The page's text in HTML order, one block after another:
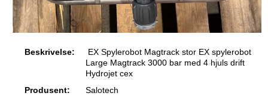
Beskrivelse:
EX Spylerobot Magtrack stor EX spylerobot
Large Magtrack 3000 bar med 4 hjuls drift
Hydrojet cex
Produsent:
Salotech